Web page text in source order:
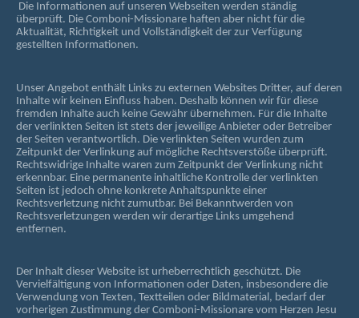
Die Informationen auf unseren Webseiten werden ständig
überprüft. Die Comboni-Missionare haften aber nicht für die
Aktualität, Richtigkeit und Vollständigkeit der zur Verfügung
gestellten Informationen.
Unser Angebot enthält Links zu externen Websites Dritter, auf deren
Inhalte wir keinen Einfluss haben. Deshalb können wir für diese
fremden Inhalte auch keine Gewähr übernehmen. Für die Inhalte
der verlinkten Seiten ist stets der jeweilige Anbieter oder Betreiber
der Seiten verantwortlich. Die verlinkten Seiten wurden zum
Zeitpunkt der Verlinkung auf mögliche Rechtsverstöße überprüft.
Rechtswidrige Inhalte waren zum Zeitpunkt der Verlinkung nicht
erkennbar. Eine permanente inhaltliche Kontrolle der verlinkten
Seiten ist jedoch ohne konkrete Anhaltspunkte einer
Rechtsverletzung nicht zumutbar. Bei Bekanntwerden von
Rechtsverletzungen werden wir derartige Links umgehend
entfernen.
Der Inhalt dieser Website ist urheberrechtlich geschützt. Die
Vervielfältigung von Informationen oder Daten, insbesondere die
Verwendung von Texten, Textteilen oder Bildmaterial, bedarf der
vorherigen Zustimmung der Comboni-Missionare vom Herzen Jesu